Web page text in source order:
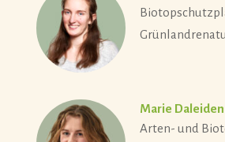
Marie Daleiden
Arten- und